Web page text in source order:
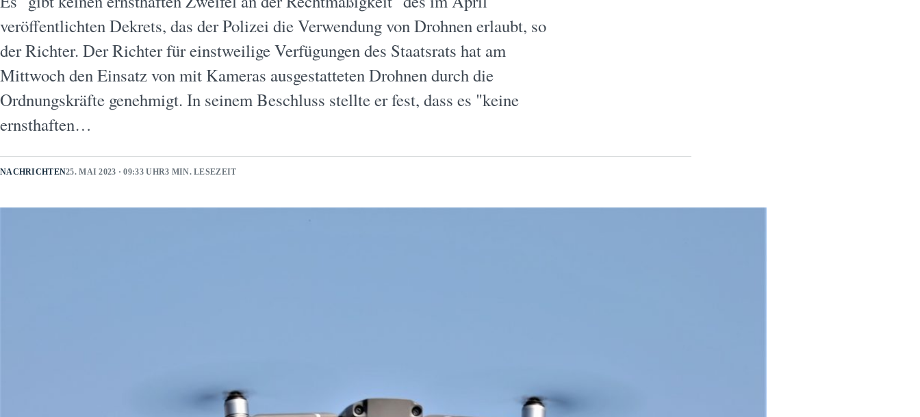
veröffentlichten Dekrets, das der Polizei die Verwendung von Drohnen erlaubt, so
der Richter. Der Richter für einstweilige Verfügungen des Staatsrats hat am
Mittwoch den Einsatz von mit Kameras ausgestatteten Drohnen durch die
Ordnungskräfte genehmigt. In seinem Beschluss stellte er fest, dass es "keine
ernsthaften…
NACHRICHTEN25. MAI 2023 · 09:33 UHR3 MIN. LESEZEIT